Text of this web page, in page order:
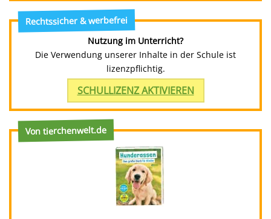
Rechtssicher & werbefrei
Nutzung im Unterricht?
Die Verwendung unserer Inhalte in der Schule ist
lizenzpflichtig.
SCHULLIZENZ AKTIVIEREN
Von tierchenwelt.de